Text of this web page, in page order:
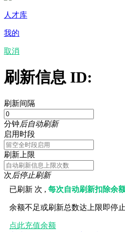
人才库
我的
取消
刷新信息 ID:
刷新间隔
分钟后自动刷新
启用时段
刷新上限
次后停止刷新
已刷新 次 ,每次自动刷新扣除余
余额不足或刷新总数达上限即停
点此充值余额